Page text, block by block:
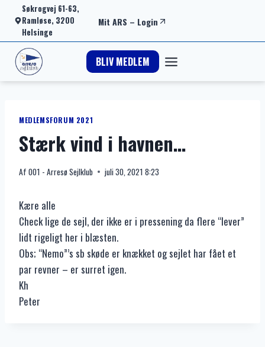
Fortsæt
indhold
Søkrogvej 61-63,
Ramløse, 3200
Helsinge
Mit ARS – Login
BLIV MEDLEM
MEDLEMSFORUM 2021
Stærk vind i havnen…
Af 001 - Arresø Sejlklub juli 30, 2021 8:23
Kære alle
Check lige de sejl, der ikke er i pressening da flere “lever”
lidt rigeligt her i blæsten.
Obs; “Nemo”’s sb skøde er knækket og sejlet har fået et
par revner – er surret igen.
Kh
Peter